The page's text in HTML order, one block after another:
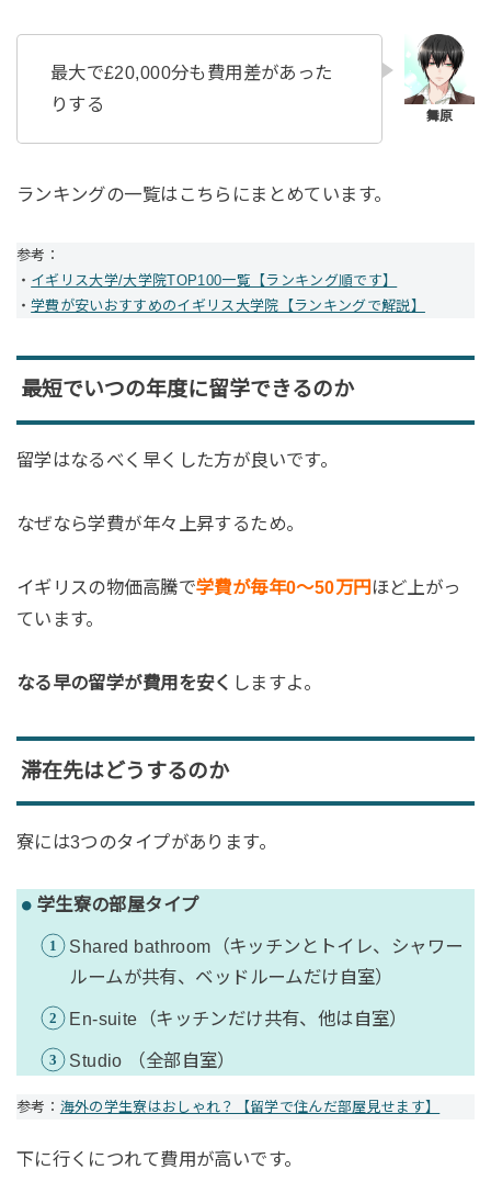
最大で£20,000分も費用差があった
りする
ランキングの一覧はこちらにまとめています。
参考：
・ イギリス大学/大学院TOP100一覧【ランキング順です】
・学費が安いおすすめのイギリス大学院【ランキングで解説】
最短でいつの年度に留学できるのか
留学はなるべく早くした方が良いです。
なぜなら学費が年々上昇するため。
イギリスの物価高騰で学費が毎年0〜50万円 ほど上がっ
ています。
なる早の留学が費用を安く しますよ。
滞在先はどうするのか
寮には3つのタイプがあります。
学生寮の部屋タイプ
Shared bathroom（キッチンとトイレ、シャワー
ルームが共有、ベッドルームだけ自室）
En-suite（キッチンだけ共有、他は自室）
Studio （全部自室）
参考： 海外の学生寮はおしゃれ？【留学で住んだ部屋見せます】
下に行くにつれて費用が高いです。